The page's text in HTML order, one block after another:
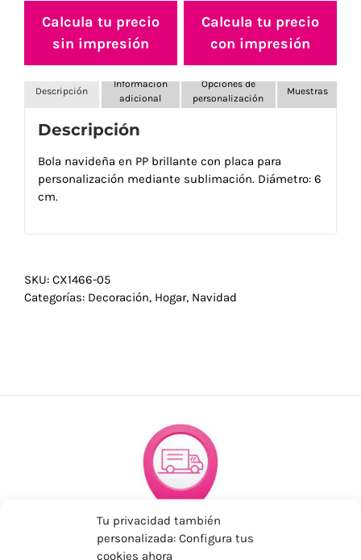
Tu privacidad también
personalizada: Configura tus
cookies ahora
Calcula tu precio
sin impresión
Calcula tu precio
con impresión
Descripción
Información
adicional
Opciones de
personalización
Muestras
Descripción
Bola navideña en PP brillante con placa para
personalización mediante sublimación. Diámetro: 6
cm.
SKU: CX1466-05
Categorías: Decoración, Hogar, Navidad
ENVÍOS ECONÓMICOS